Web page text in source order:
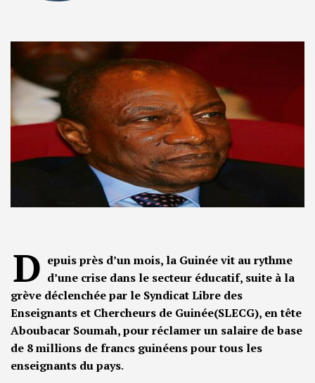
D epuis près d’un mois, la Guinée vit au rythme
d’une crise dans le secteur éducatif, suite à la
grève déclenchée par le Syndicat Libre des
Enseignants et Chercheurs de Guinée(SLECG), en tête
Aboubacar Soumah, pour réclamer un salaire de base
de 8 millions de francs guinéens pour tous les
enseignants du pays.